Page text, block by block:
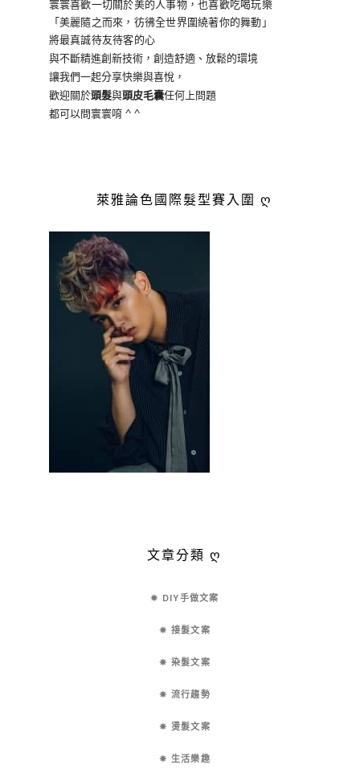
寰寰喜歡一切關於美的人事物，也喜歡吃喝玩樂
「美麗隨之而來，彷彿全世界圍繞著你的舞動」
將最真誠待友待客的心
與不斷精進創新技術，創造舒適、放鬆的環境
讓我們一起分享快樂與喜悅，
歡迎關於頭髮與頭皮毛囊任何上問題
都可以問寰寰唷 ^ ^
萊雅論色國際髮型賽入圍 ღ
文章分類 ღ
✵ DIY手做文案
✵ 接髮文案
✵ 染髮文案
✵ 流行趨勢
✵ 燙髮文案
✵ 生活樂趣